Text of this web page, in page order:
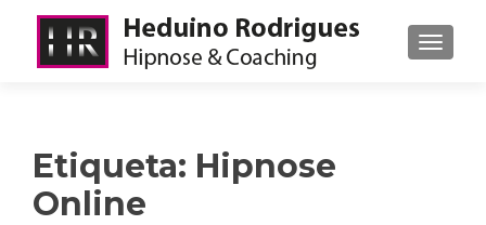
Etiqueta: Hipnose
Online